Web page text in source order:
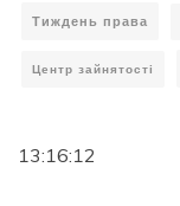
Тиждень права
Центр зайнятості
13:16:12